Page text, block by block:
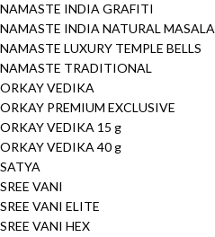
NAMASTE INDIA GRAFITI
NAMASTE INDIA NATURAL MASALA
NAMASTE LUXURY TEMPLE BELLS
NAMASTE TRADITIONAL
ORKAY VEDIKA
ORKAY PREMIUM EXCLUSIVE
ORKAY VEDIKA 15 g
ORKAY VEDIKA 40 g
SATYA
SREE VANI
SREE VANI ELITE
SREE VANI HEX